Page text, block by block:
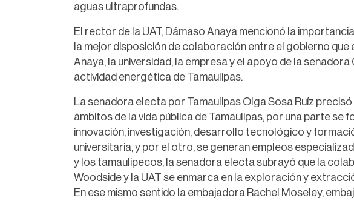
aguas ultraprofundas.
El rector de la UAT, Dámaso Anaya mencionó la
la mejor disposición de colaboración entre el gobierno que
Anaya, la universidad, la empresa y el apoyo de la
actividad energética de Tamaulipas.
La senadora electa por Tamaulipas Olga Sosa Ruíz
ámbitos de la vida pública de Tamaulipas, por una parte
innovación, investigación, desarrollo tecnológico y
universitaria, y por el otro, se generan empleos
y los tamaulipecos, la senadora electa subrayó que la
Woodside y la UAT se enmarca en la exploración y
En ese mismo sentido la embajadora Rachel Moseley,